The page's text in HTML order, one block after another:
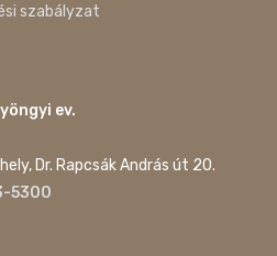
szabályzat
ev.
Dr. Rapcsák András út 20.
5300